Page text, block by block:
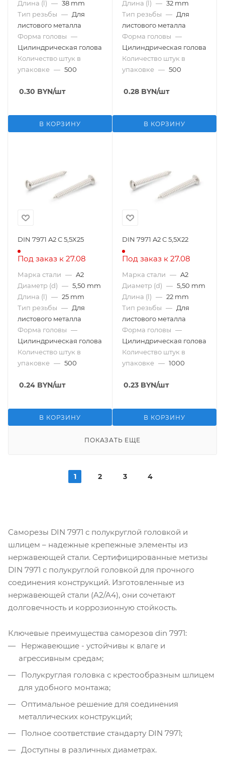
Длина (l) — 38 mm
Тип резьбы — Для
листового металла
Форма головы —
Цилиндрическая голова
Количество штук в
упаковке — 500
0.30 BYN/шт
В КОРЗИНУ
Длина (l) — 32 mm
Тип резьбы — Для
листового металла
Форма головы —
Цилиндрическая голова
Количество штук в
упаковке — 500
0.28 BYN/шт
В КОРЗИНУ
DIN 7971 A2 C 5,5X25
Под заказ к 27.08
Марка стали — A2
Диаметр (d) — 5,50 mm
Длина (l) — 25 mm
Тип резьбы — Для
листового металла
Форма головы —
Цилиндрическая голова
Количество штук в
упаковке — 500
0.24 BYN/шт
В КОРЗИНУ
DIN 7971 A2 C 5,5X22
Под заказ к 27.08
Марка стали — A2
Диаметр (d) — 5,50 mm
Длина (l) — 22 mm
Тип резьбы — Для
листового металла
Форма головы —
Цилиндрическая голова
Количество штук в
упаковке — 1000
0.23 BYN/шт
В КОРЗИНУ
ПОКАЗАТЬ ЕЩЕ
1 2 3 4
Саморезы DIN 7971 с полукруглой головкой и
шлицем – надежные крепежные элементы из
нержавеющей стали. Сертифицированные метизы
DIN 7971 с полукруглой головкой для прочного
соединения конструкций. Изготовленные из
нержавеющей стали (A2/A4), они сочетают
долговечность и коррозионную стойкость.
Ключевые преимущества саморезов din 7971:
Нержавеющие - устойчивы к влаге и
агрессивным средам;
Полукруглая головка с крестообразным шлицем
для удобного монтажа;
Оптимальное решение для соединения
металлических конструкций;
Полное соответствие стандарту DIN 7971;
Доступны в различных диаметрах.